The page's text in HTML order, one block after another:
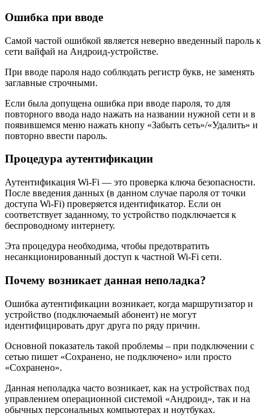
Ошибка при вводе
Самой частой ошибкой является неверно введенный пароль к
сети вайфай на Андроид-устройстве.
При вводе пароля надо соблюдать регистр букв, не заменять
заглавные строчными.
Если была допущена ошибка при вводе пароля, то для
повторного ввода надо нажать на названии нужной сети и в
появившемся меню нажать кнопу «Забыть сеть»/«Удалить» и
повторно ввести пароль.
Процедура аутентификации
Аутентификация Wi-Fi — это проверка ключа безопасности.
После введения данных (в данном случае пароля от точки
доступа Wi-Fi) проверяется идентификатор. Если он
соответствует заданному, то устройство подключается к
беспроводному интернету.
Эта процедура необходима, чтобы предотвратить
несанкционированный доступ к частной Wi-Fi сети.
Почему возникает данная неполадка?
Ошибка аутентификации возникает, когда маршрутизатор и
устройство (подключаемый абонент) не могут
идентифицировать друг друга по ряду причин.
Основной показатель такой проблемы – при подключении с
сетью пишет «Сохранено, не подключено» или просто
«Сохранено».
Данная неполадка часто возникает, как на устройствах под
управлением операционной системой «Андроид», так и на
обычных персональных компьютерах и ноутбуках.